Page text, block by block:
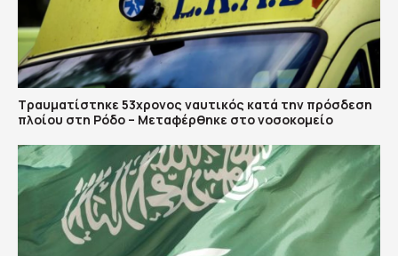
Τραυματίστηκε 53χρονος ναυτικός κατά την πρόσδεση
πλοίου στη Ρόδο – Μεταφέρθηκε στο νοσοκομείο